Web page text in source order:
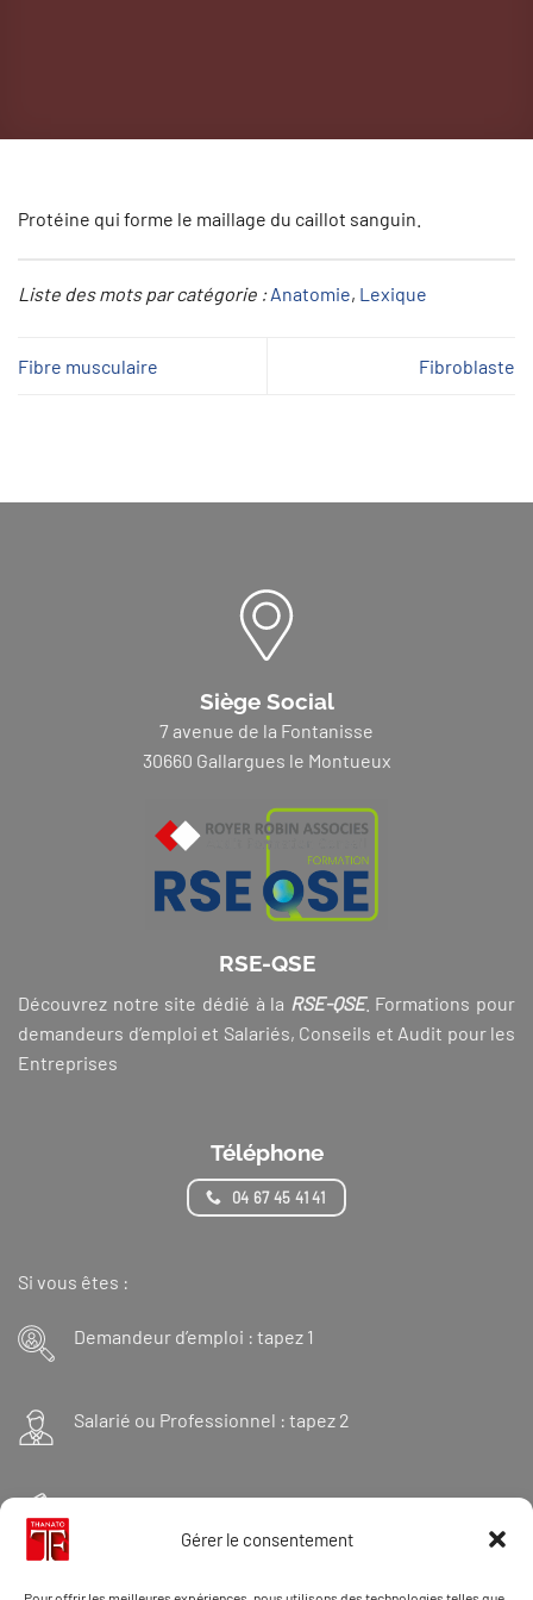
Gérer le consentement
Protéine qui forme le maillage du caillot sanguin.
Liste des mots par catégorie : Anatomie, Lexique
Fibre musculaire Fibroblaste
Siège Social
7 avenue de la Fontanisse
30660 Gallargues le Montueux
RSE-QSE
Découvrez notre site dédié à la RSE-QSE. Formations pour
demandeurs d’emploi et Salariés, Conseils et Audit pour les
Entreprises
Téléphone
04 67 45 41 41
Si vous êtes :
Demandeur d’emploi : tapez 1
Salarié ou Professionnel : tapez 2
Financeur : tapez 3
Et « 98 » pour une formation Thanatopraxie